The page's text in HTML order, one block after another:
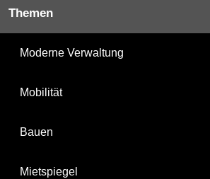
Themen
Moderne Verwaltung
Mobilität
Bauen
Mietspiegel